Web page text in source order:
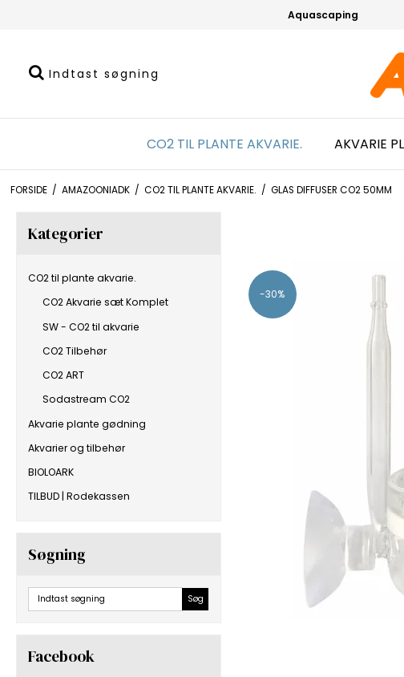
Aquascaping
CO2 TIL PLANTE AKVARIE. AKVARIE
FORSIDE / AMAZOONIADK / CO2 TIL PLANTE AKVARIE. / GLAS DIFFUSER CO2 50MM
Kategorier
CO2 til plante akvarie.
CO2 Akvarie sæt Komplet
SW - CO2 til akvarie
CO2 Tilbehør
CO2 ART
Sodastream CO2
Akvarie plante gødning
Akvarier og tilbehør
BIOLOARK
TILBUD | Rodekassen
Søgning
Søg
Facebook
-30%